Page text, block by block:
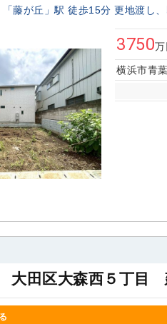
藤が丘」駅 徒歩15分 更地渡し
3750
横浜市青
大田区大森西５丁目